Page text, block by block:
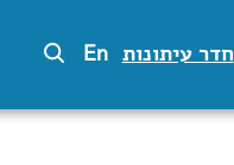
חדר עיתונות En